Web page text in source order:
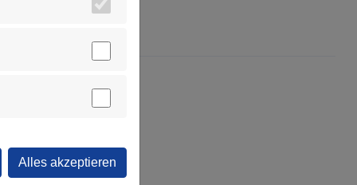
Alles akzeptieren